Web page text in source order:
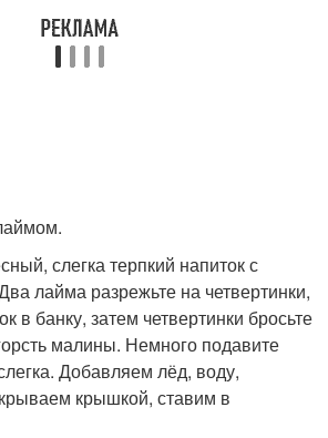
слегка терпкий напиток с
лайма разрежьте на четвертинки,
в банку, затем четвертинки бросьте
малины. Немного подавите
Добавляем лёд, воду,
крышкой, ставим в